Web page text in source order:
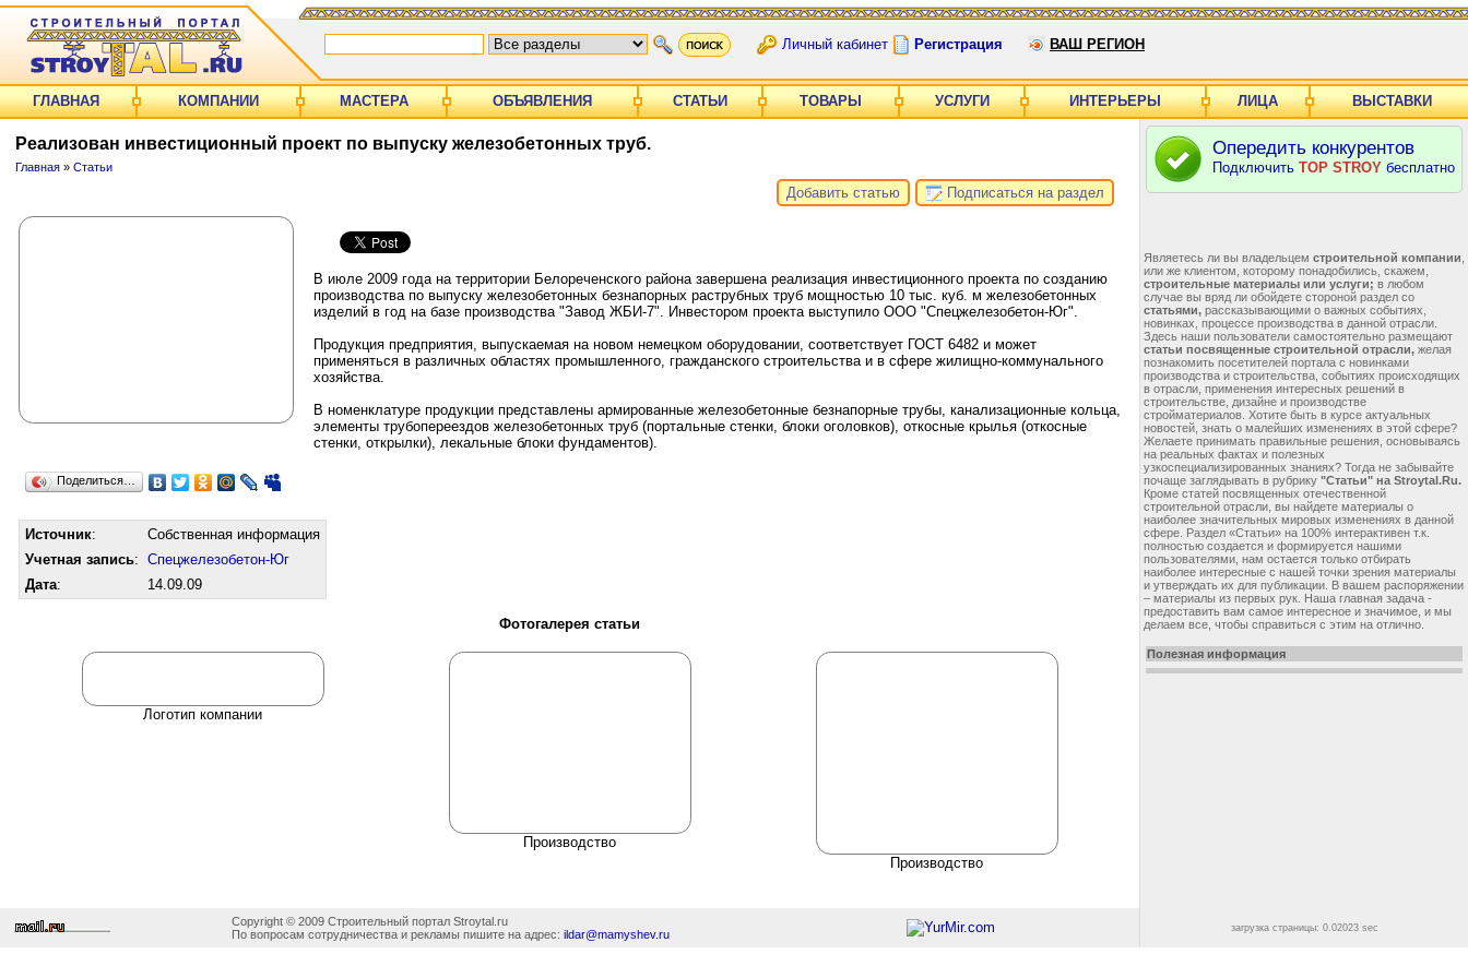
Личный кабинет Регистрация ВАШ РЕГИОН
ГЛАВНАЯ КОМПАНИИ МАСТЕРА ОБЪЯВЛЕНИЯ СТАТЬИ ТОВАРЫ УСЛУГИ ИНТЕРЬЕРЫ ЛИЦА ВЫСТАВКИ
Реализован инвестиционный проект по выпуску железобетонных труб.
Главная» Статьи
Добавить статью Подписаться на раздел
В июле 2009 года на территории Белореченского района завершена реализация инвестиционного проекта по созданию
производства по выпуску железобетонных безнапорных раструбных труб мощностью 10 тыс. куб. м железобетонных
изделий в год на базе производства "Завод ЖБИ-7". Инвестором проекта выступило ООО "Спецжелезобетон-Юг".
Продукция предприятия, выпускаемая на новом немецком оборудовании, соответствует ГОСТ 6482 и может
применяться в различных областях промышленного, гражданского строительства и в сфере жилищно-коммунального
хозяйства.
В номенклатуре продукции представлены армированные железобетонные безнапорные трубы, канализационные кольца,
элементы трубопереездов железобетонных труб (портальные стенки, блоки оголовков), откосные крылья (откосные
стенки, открылки), лекальные блоки фундаментов).
Поделиться…
Источник:
Собственная информация
Учетная запись: Спецжелезобетон-Юг
Дата: 14.09.09
Фотогалерея статьи
Логотип компании
Производство
Производство
Опередить конкурентов
Подключить TOP STROY бесплатно
Являетесь ли вы владельцем строительной компании
или же клиентом, которому понадобились, скажем,
строительные материалы или услуги; в любом
случае вы вряд ли обойдете стороной раздел со
статьями, рассказывающими о важных событиях,
новинках, процессе производства в данной отрасли.
Здесь наши пользователи самостоятельно размещают
статьи посвященные строительной отрасли, желая
познакомить посетителей портала с новинками
производства и строительства, событиях происходящих
в отрасли, применения интересных решений в
строительстве, дизайне и производстве
стройматериалов. Хотите быть в курсе актуальных
новостей, знать о малейших изменениях в этой сфере?
Желаете принимать правильные решения, основываясь
на реальных фактах и полезных
узкоспециализированных знаниях? Тогда не забывайте
почаще заглядывать в рубрику "Статьи" на Stroytal.Ru.
Кроме статей посвященных отечественной
строительной отрасли, вы найдете материалы о
наиболее значительных мировых изменениях в данной
сфере. Раздел «Статьи» на 100% интерактивен т.к.
полностью создается и формируется нашими
пользователями, нам остается только отбирать
наиболее интересные с нашей точки зрения материалы
и утверждать их для публикации. В вашем распоряжении
– материалы из первых рук. Наша главная задача -
предоставить вам самое интересное и значимое, и мы
делаем все, чтобы справиться с этим на отлично.
Полезная информация
Copyright © 2009 Строительный портал Stroytal.ru
По вопросам сотрудничества и рекламы пишите на адрес: ildar@mamyshev.ru загрузка страницы: 0.02023 sec